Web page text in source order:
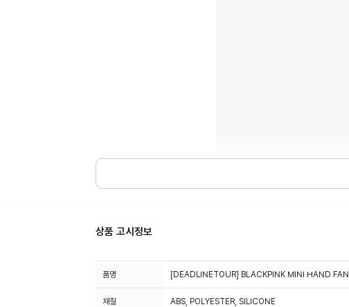
상품 고시정보
품명 [DEADLINETOUR] BLACKPINK MINI HAND FAN
재질 ABS, POLYESTER, SILICONE